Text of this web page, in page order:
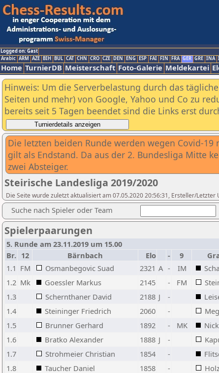
Logged on: Gast
Arabic ARM AZE BIH BUL CAT CHN CRO CZE DEN ENG ESP FAI FIN FRA GER GRE INA
Home TurnierDB Meisterschaft Foto-Galerie Meldekartei
Hinweis: Um die Serverbelastung durch das
Seiten und mehr) von Google, Yahoo und Co zu
bereits seit 5 Tagen beendet sind die Links erst
Die letzten beiden Runde werden wegen Covid-
gilt als Endstand. Da aus der 2. Bundesliga Mitte
zwei Absteiger.
Steirische Landesliga 2019/2020
Die Seite wurde zuletzt aktualisiert am 07.05.2020 20:56:31, Ersteller/Letzter
Suche nach Spieler oder Team
Spielerpaarungen
5. Runde am 23.11.2019 um 15.00
Br. 12 Bärnbach Elo - 9
1.1 FM Osmanbegovic Suad 2321 A - IM
1.2 Mk Goessler Markus 2145 - FM
1.3
Schernthaner David 2188 J -
1.4
Steininger Friedrich 2060 -
1.5
Brunner Gerhard 1892 - MK
1.6
Bratko Alexander 1888 J -
1.7
Strohmeier Christian 1854 -
1.8
Taucher Daniel 1858 -